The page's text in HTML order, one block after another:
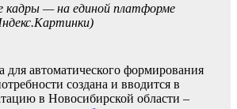
кадры — на единой платформе
автоматического формирования
создана и вводится в
в Новосибирской области –